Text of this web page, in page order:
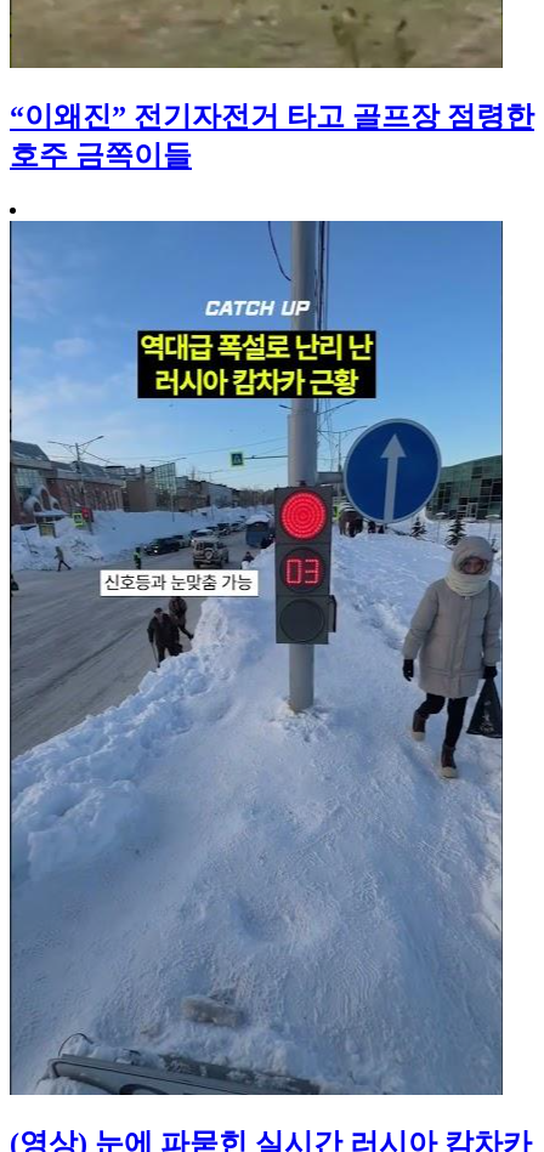
“이왜진” 전기자전거 타고 골프장 점령한
호주 금쪽이들
(영상) 눈에 파묻힌 실시간 러시아 캄차카